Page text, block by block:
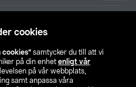
cookies
cookies” samtycker du till att vi
på din enhet enligt vår
på vår webbplats,
samt anpassa våra
butik
FI